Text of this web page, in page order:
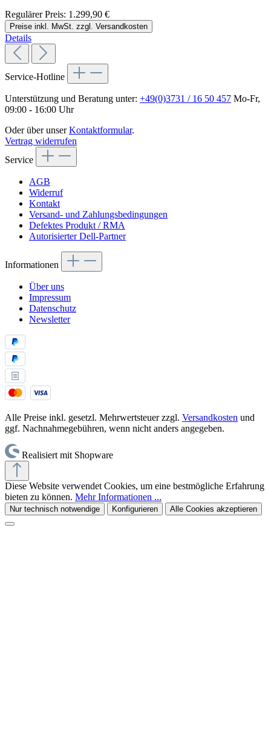
Regulärer Preis: 1.299,90 €
Preise inkl. MwSt. zzgl. Versandkosten
Details
Service-Hotline
Unterstützung und Beratung unter: +49(0)3731 / 16 50 457 Mo-Fr,
09:00 - 16:00 Uhr
Oder über unserKontaktformular.
Vertrag widerrufen
Service
AGB
Widerruf
Kontakt
Versand- und Zahlungsbedingungen
Defektes Produkt / RMA
Autorisierter Dell-Partner
Informationen
Über uns
Impressum
Datenschutz
Newsletter
Alle Preise inkl. gesetzl. Mehrwertsteuer zzgl. Versandkosten und
ggf. Nachnahmegebühren, wenn nicht anders angegeben.
Realisiert mit Shopware
Diese Website verwendet Cookies, um eine bestmögliche Erfahrung
bieten zu können. Mehr Informationen ...
Nur technisch notwendige Konfigurieren Alle Cookies akzeptieren